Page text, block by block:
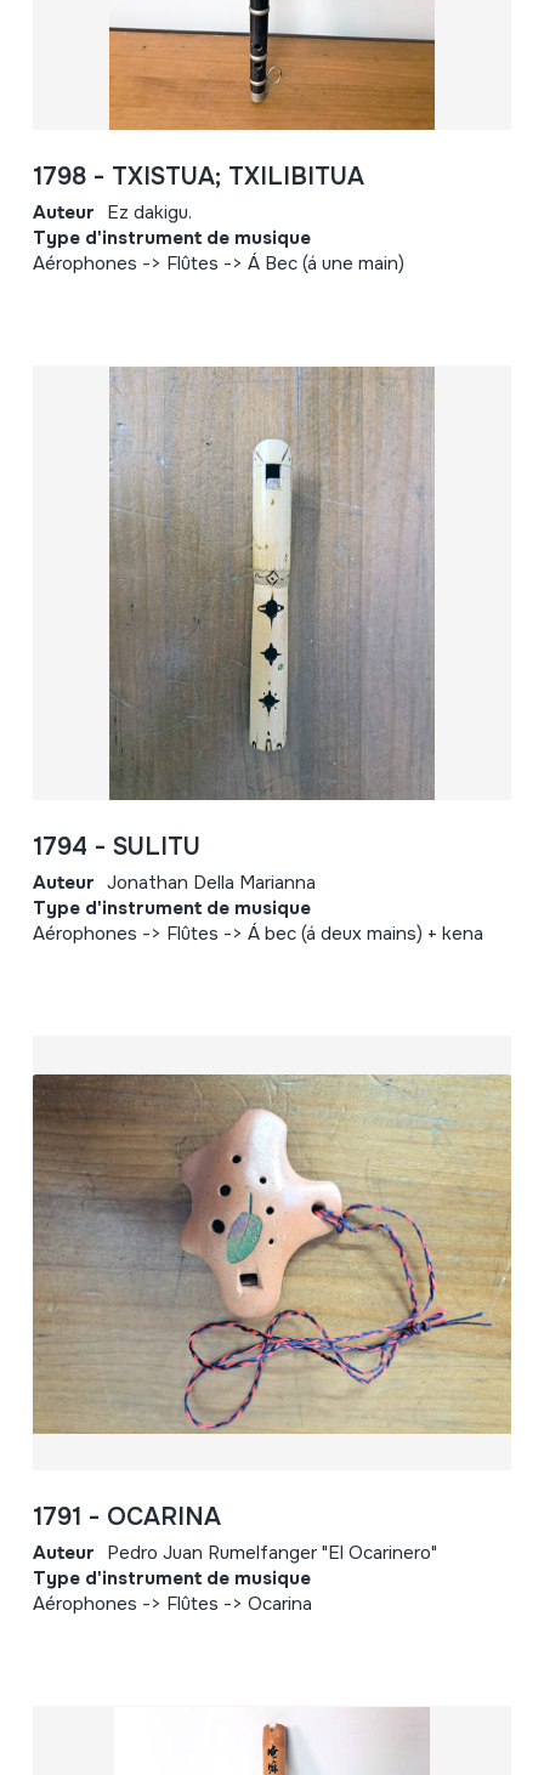
1798 - TXISTUA; TXILIBITUA
Auteur Ez dakigu.
Type d'instrument de musique
Aérophones -> Flûtes -> Á Bec (á une main)
1794 - SULITU
Auteur Jonathan Della Marianna
Type d'instrument de musique
Aérophones -> Flûtes -> Á bec (á deux mains) + kena
1791 - OCARINA
Auteur Pedro Juan Rumelfanger "El Ocarinero"
Type d'instrument de musique
Aérophones -> Flûtes -> Ocarina